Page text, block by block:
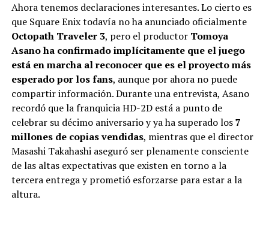
Ahora tenemos declaraciones interesantes. Lo cierto es
que Square Enix todavía no ha anunciado oficialmente
Octopath Traveler 3, pero el productor Tomoya
Asanoha confirmado implícitamente que el juego
está en marcha al reconocer que es el proyecto más
esperado por los fans, aunque por ahora no puede
compartir información. Durante una entrevista, Asano
recordó que la franquicia HD-2D está a punto de
celebrar su décimo aniversario y ya ha superado los7
millones de copias vendidas, mientras que el director
Masashi Takahashi aseguró ser plenamente consciente
de las altas expectativas que existen en torno a la
tercera entrega y prometió esforzarse para estar a la
altura.